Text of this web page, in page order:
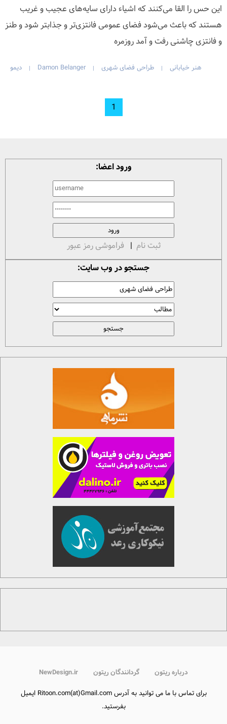
این حس را القا می‌کنند که اشیاء دارای سایه‌های عجیب و غریب
هستند که باعث می‌شود فضای عمومی فانتزی‌تر و جذابتر شود و طنز
و فانتزی چاشنی رفت و آمد روزمره
هنر خیابانی | طراحی فضای شهری |
Damon Belanger
| دیمو
1
ورود اعضا:
ثبت نام | فراموشی رمز عبور
جستجو در وب سایت:
درباره ریتون گردانندگان ریتون NewDesign.ir
برای تماس با ما می توانید به آدرس Ritoon.com(at)Gmail.com ایمیل
بفرستید.